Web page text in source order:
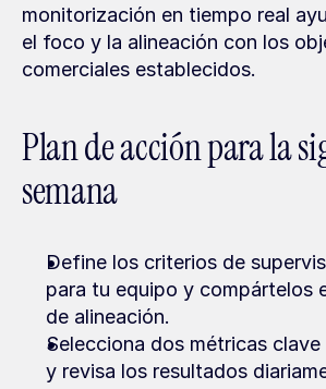
monitorización en tiempo real
el foco y la alineación con los
comerciales establecidos.
Plan de acción para la
semana
Define los criterios de
para tu equipo y compártelos
de alineación.
Selecciona dos métricas
y revisa los resultados